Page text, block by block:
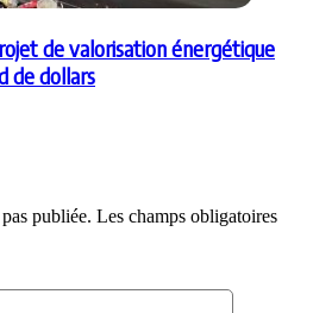
de valorisation énergétique
de dollars
publiée. Les champs obligatoires